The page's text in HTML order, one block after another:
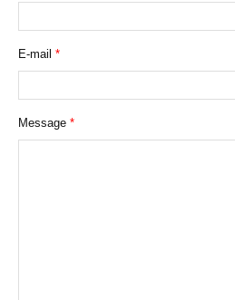
E-mail *
Message *